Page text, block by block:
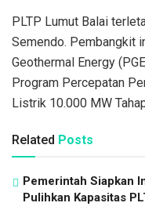
PLTP Lumut Balai
Semendo. Pembangkit
Geothermal Energy
Program Percepatan
Listrik 10.000 MW
Related Posts
Pemerintah Siapkan
Pulihkan Kapasitas